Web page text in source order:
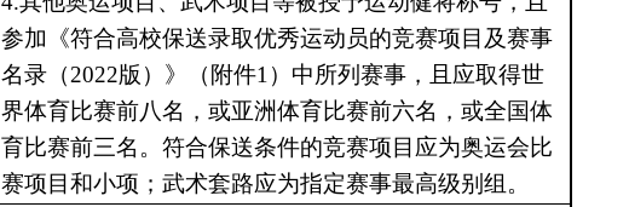
参加《符合高校保送录取优秀运动员的竞赛项目及赛事
名录（2022版）》（附件1）中所列赛事，且应取得世
界体育比赛前八名，或亚洲体育比赛前六名，或全国体
育比赛前三名。符合保送条件的竞赛项目应为奥运会比
赛项目和小项；武术套路应为指定赛事最高级别组。